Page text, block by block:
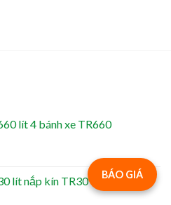
lít 4 bánh xe TR660
lít nắp kín TR30 BÁO GIÁ